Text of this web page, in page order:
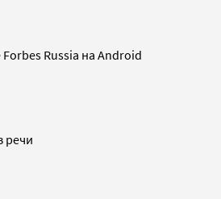
Russia на Android
речи